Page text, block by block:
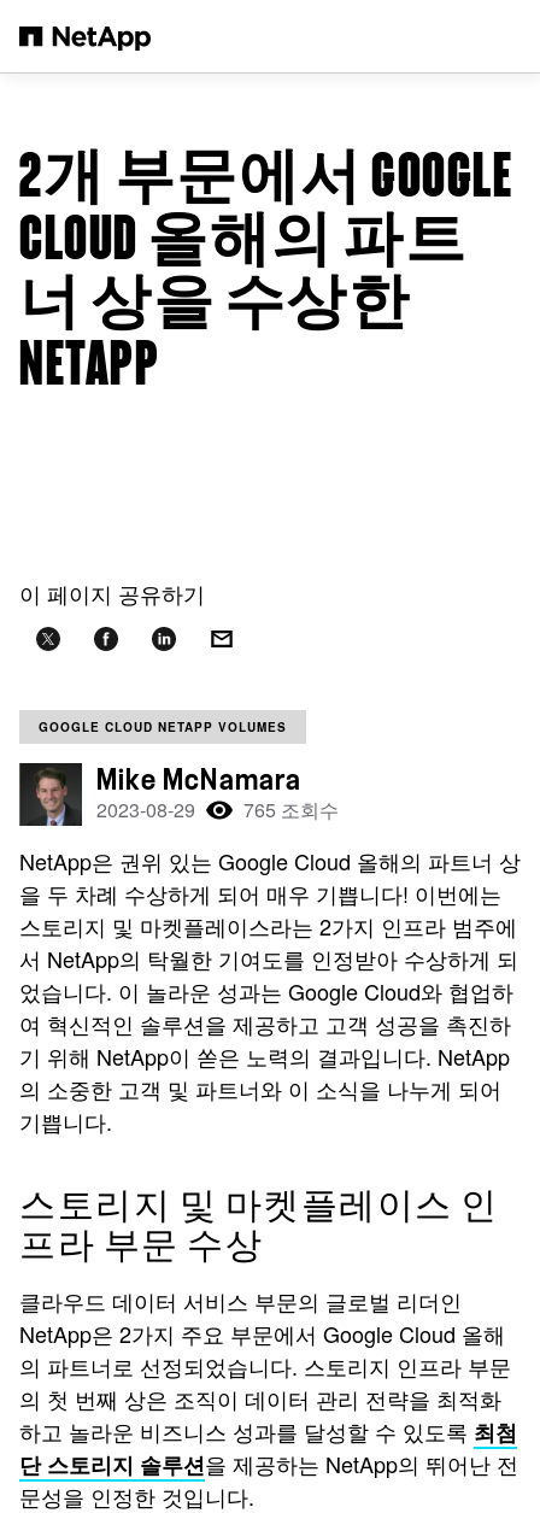
2개 부문에서 GOOGLE
CLOUD 올해의 파트
너 상을 수상한
NETAPP
이 페이지 공유하기
GOOGLE CLOUD NETAPP VOLUMES
Mike McNamara
2023-08-29 765 조회수
NetApp은 권위 있는 Google Cloud 올해의 파트너 상
을 두 차례 수상하게 되어 매우 기쁩니다! 이번에는
스토리지 및 마켓플레이스라는 2가지 인프라 범주에
서 NetApp의 탁월한 기여도를 인정받아 수상하게 되
었습니다. 이 놀라운 성과는 Google Cloud와 협업하
여 혁신적인 솔루션을 제공하고 고객 성공을 촉진하
기 위해 NetApp이 쏟은 노력의 결과입니다. NetApp
의 소중한 고객 및 파트너와 이 소식을 나누게 되어
기쁩니다.
스토리지 및 마켓플레이스 인
프라 부문 수상
클라우드 데이터 서비스 부문의 글로벌 리더인
NetApp은 2가지 주요 부문에서 Google Cloud 올해
의 파트너로 선정되었습니다. 스토리지 인프라 부문
의 첫 번째 상은 조직이 데이터 관리 전략을 최적화
하고 놀라운 비즈니스 성과를 달성할 수 있도록 최첨
단 스토리지 솔루션을 제공하는 NetApp의 뛰어난 전
문성을 인정한 것입니다.